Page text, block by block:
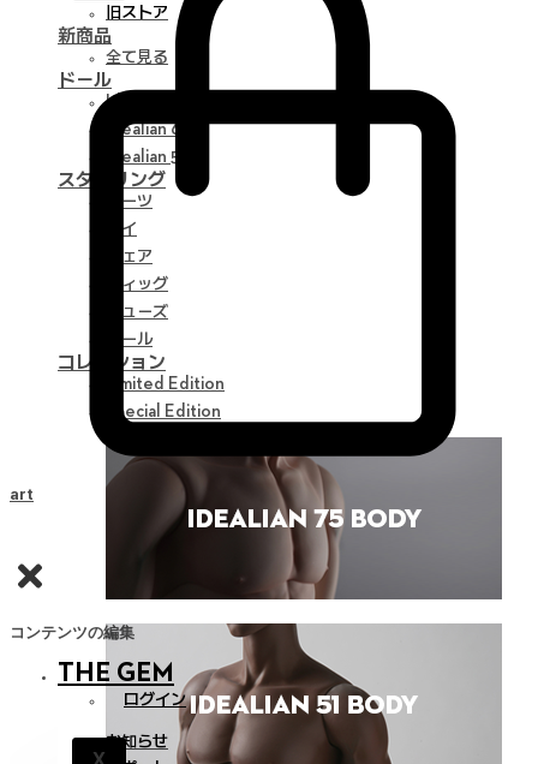
旧ストア
新商品
全て見る
ドール
Idealian 75 M
Idealian 68 F
Idealian 51 M
スタイリング
パーツ
アイ
ウェア
ウィッグ
シューズ
ツール
コレクション
Limited Edition
Special Edition
コンテンツの編集
THE GEM
ログイン
お知らせ